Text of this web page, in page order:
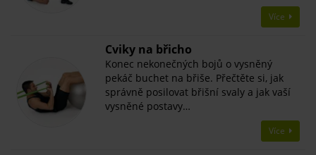
Více
​Cviky na břicho
Konec nekonečných bojů o vysněný
pekáč buchet na břiše. Přečtěte si, jak
správně posilovat břišní svaly a jak vaší
vysněné postavy…
Více